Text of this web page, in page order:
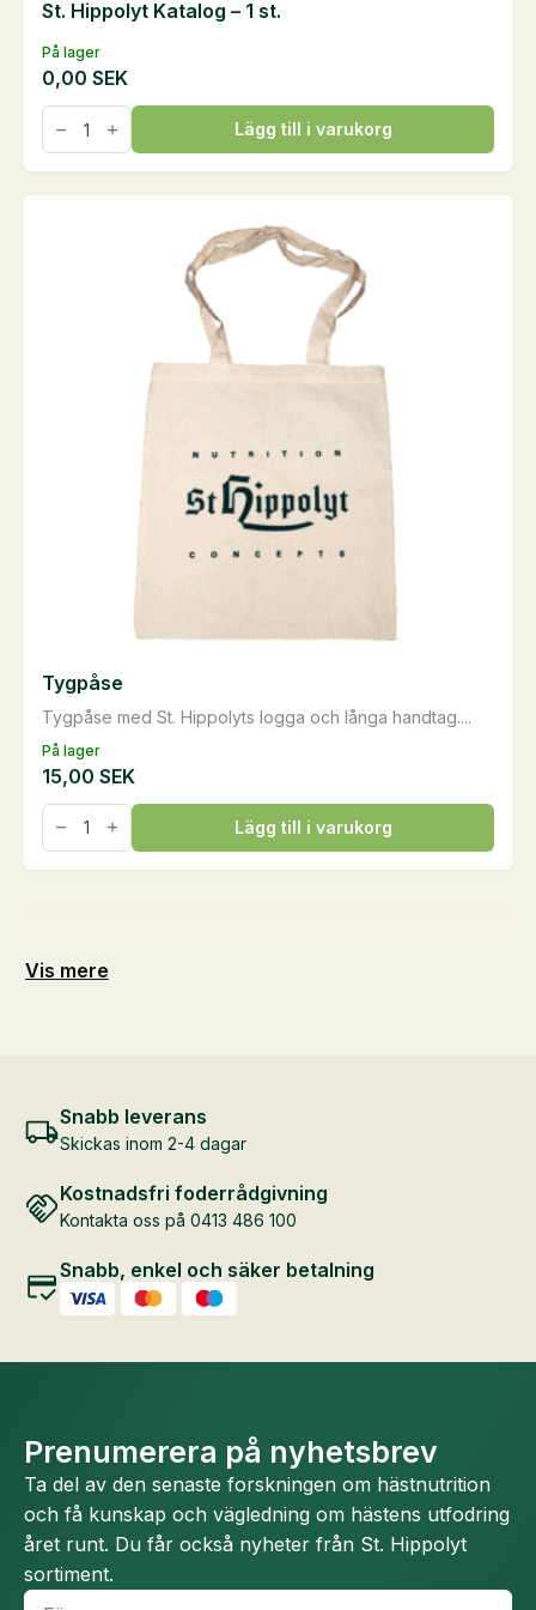
På lager
St. Hippolyt Katalog – 1 st.
0,00 SEK
St.
Hippolyt
Katalog
-
Lägg till i varukorg
På lager
Tygpåse med St. Hippolyts logga och långa handtag....
Tygpåse
15,00 SEK
Tygpåse
mängd
Lägg till i varukorg
Vis mere
Snabb leverans
Skickas inom 2-4 dagar
Kostnadsfri foderrådgivning
Kontakta oss på 0413 486 100
Snabb, enkel och säker betalning
Prenumerera på nyhetsbrev
Ta del av den senaste forskningen om hästnutrition
och få kunskap och vägledning om hästens utfodring
året runt. Du får också nyheter från St. Hippolyt
sortiment.
Namn